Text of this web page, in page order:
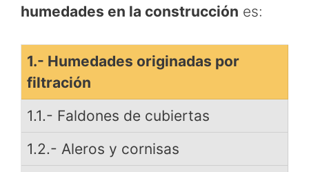
humedades en la construcción es:
1.- Humedades originadas por
filtración
1.1.- Faldones de cubiertas
1.2.- Aleros y cornisas